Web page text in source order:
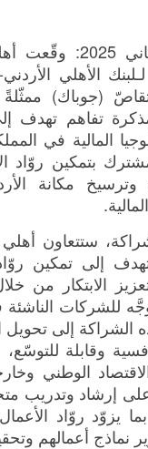
عمّان، تشرين
الأهلي
(جوباك) ممثّلةً
تفاهم تهدف
المالية في
بتمكين روّاد
وترسيخ مكانة
ستتعاون
إلى تمكين روّاد
الابتكار من
للشركات
إلى تحويل
وقابلة
الوطني
إرشاد وتدريب
يزوّد روّاد
نماذج أعمالهم